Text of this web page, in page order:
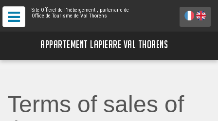
Site Officiel de l'hébergement , partenaire de
Office de Tourisme de Val Thorens
APPARTEMENT LAPIERRE VAL THORENS
Terms of sales of